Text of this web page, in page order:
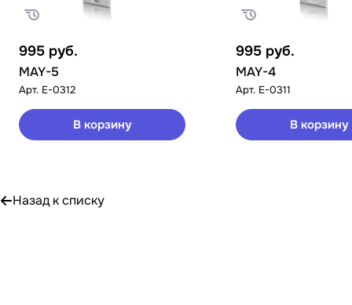
995 руб.
MAY-5
Арт. E-0312
В корзину
995 руб.
MAY-4
Арт. E-0311
В корзину
Назад к списку